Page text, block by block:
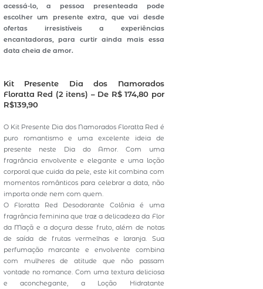
acessá-lo, a pessoa presenteada pode
escolher um presente extra, que vai desde
ofertas irresistíveis a experiências
encantadoras, para curtir ainda mais essa
data cheia de amor.
Kit Presente Dia dos Namorados
Floratta Red (2 itens) – De R$ 174,80 por
R$139,90
O Kit Presente Dia dos Namorados Floratta Red é
puro romantismo e uma excelente ideia de
presente neste Dia do Amor. Com uma
fragrância envolvente e elegante e uma loção
corporal que cuida da pele, este kit combina com
momentos românticos para celebrar a data, não
importa onde nem com quem.
O Floratta Red Desodorante Colônia é uma
fragrância feminina que traz a delicadeza da Flor
da Maçã e a doçura desse fruto, além de notas
de saída de frutas vermelhas e laranja. Sua
perfumação marcante e envolvente combina
com mulheres de atitude que não passam
vontade no romance. Com uma textura deliciosa
e aconchegante, a Loção Hidratante